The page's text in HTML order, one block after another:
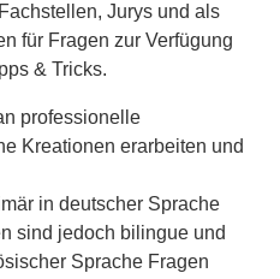
Jurys und als
für Fragen zur Verfügung
& Tricks.
professionelle
Kreationen erarbeiten und
in deutscher Sprache
sind jedoch bilingue und
Sprache Fragen